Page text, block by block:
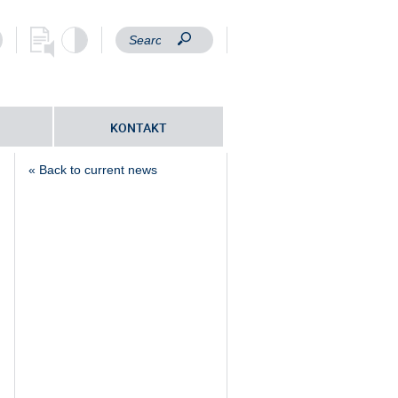
KONTAKT
« Back to current news